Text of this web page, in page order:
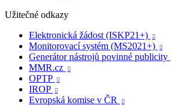
Užitečné odkazy
Elektronická žádost (ISKP21+)

Monitorovací systém (MS2021+) 
Generátor nástrojů povinné publicity
MMR.cz 
OPTP 
IROP 
Evropská komise v ČR 